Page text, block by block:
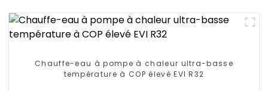
Chauffe-eau à pompe à chaleur ultra-basse
température à COP élevé EVI R32